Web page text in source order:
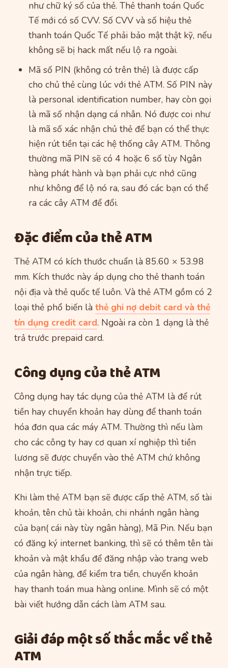
như chữ ký số của thẻ. Thẻ thanh toán Quốc
Tế mới có số CVV. Số CVV và số hiệu thẻ
thanh toán Quốc Tế phải bảo mật thật kỹ, nếu
không sẽ bị hack mất nếu lộ ra ngoài.
Mã số PIN (không có trên thẻ) là được cấp
cho chủ thẻ cùng lúc với thẻ ATM. Số PIN này
là personal identification number, hay còn gọi
là mã số nhận dạng cá nhân. Nó được coi như
là mã số xác nhận chủ thẻ để bạn có thể thực
hiện rút tiền tại các hệ thống cây ATM. Thông
thường mã PIN sẽ có 4 hoặc 6 số tùy Ngân
hàng phát hành và bạn phải cực nhớ cũng
như không để lộ nó ra, sau đó các bạn có thể
ra các cây ATM để đổi.
Đặc điểm của thẻ ATM
Thẻ ATM có kích thước chuẩn là 85.60 × 53.98
mm. Kích thước này áp dụng cho thẻ thanh toán
nội địa và thẻ quốc tế luôn. Và thẻ ATM gồm có 2
loại thẻ phổ biến là thẻ ghi nợ debit card và thẻ
tín dụng credit card. Ngoài ra còn 1 dạng là thẻ
trả trước prepaid card.
Công dụng của thẻ ATM
Công dụng hay tác dụng của thẻ ATM là để rút
tiền hay chuyển khoản hay dùng để thanh toán
hóa đơn qua các máy ATM. Thường thì nếu làm
cho các công ty hay cơ quan xí nghiệp thì tiền
lương sẽ được chuyển vào thẻ ATM chứ không
nhận trực tiếp.
Khi làm thẻ ATM bạn sẽ được cấp thẻ ATM, số tài
khoản, tên chủ tài khoản, chi nhánh ngân hàng
của bạn( cái này tùy ngân hàng), Mã Pin. Nếu bạn
có đăng ký internet banking, thì sẽ có thêm tên tài
khoản và mật khẩu để đăng nhập vào trang web
của ngân hàng, để kiểm tra tiền, chuyển khoản
hay thanh toán mua hàng online. Mình sẽ có một
bài viết hướng dẫn cách làm ATM sau.
Giải đáp một số thắc mắc về thẻ
ATM